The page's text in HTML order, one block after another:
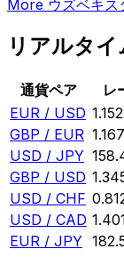
More ウズベキス
リアルタイ
通貨ペア レ
EUR / USD
GBP / EUR
USD / JPY
GBP / USD
USD / CHF
USD / CAD
EUR / JPY